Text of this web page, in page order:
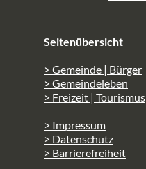
Seitenübersicht
> Gemeinde | Bürger
> Gemeindeleben
> Freizeit | Tourismus
> Impressum
> Datenschutz
> Barrierefreiheit